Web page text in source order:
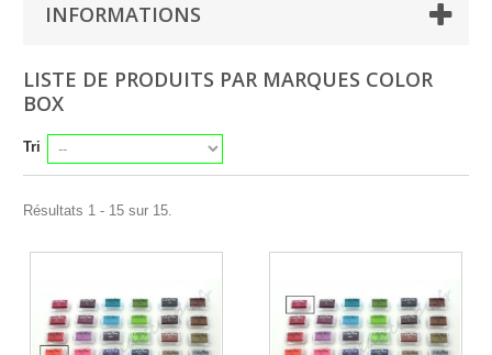
INFORMATIONS
LISTE DE PRODUITS PAR MARQUES COLOR
BOX
Tri
Résultats 1 - 15 sur 15.